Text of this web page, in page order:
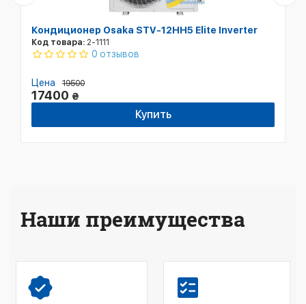
Кондиционер Osaka STV-12HH5 Elite Inverter
Код товара: 2-1111
0 отзывов
Цена 19500
17400 ₴
Купить
Наши преимущества